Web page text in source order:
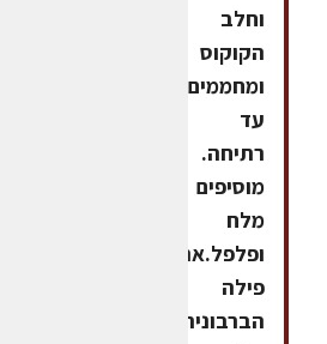
וחלב
הקוקוס
ומחממים
עד
רתיחה.
מוסיפים
מלח
ופלפל.את
פילה
הברבוניה